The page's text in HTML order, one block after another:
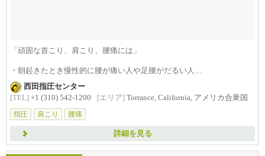
「頑固な首こり、肩こり、腰痛には」
・朝起きたとき慢性的に腰が痛い人や足腰がだるい人
・頭痛、首の痛...
西田指圧センター
[TEL] +1 (310) 542-1200 [エリア] Torrance, California, アメリカ合衆国
指圧
肩こり 腰痛
詳細を見る